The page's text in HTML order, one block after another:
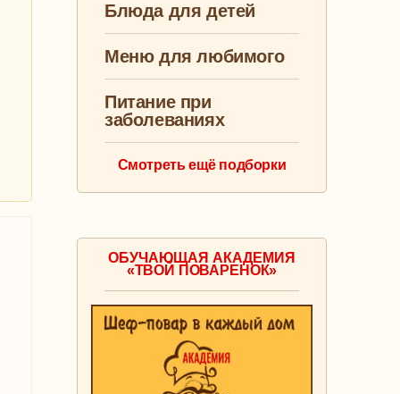
Блюда для детей
Меню для любимого
Питание при
заболеваниях
Смотреть ещё подборки
ОБУЧАЮЩАЯ АКАДЕМИЯ
«ТВОЙ ПОВАРЕНОК»